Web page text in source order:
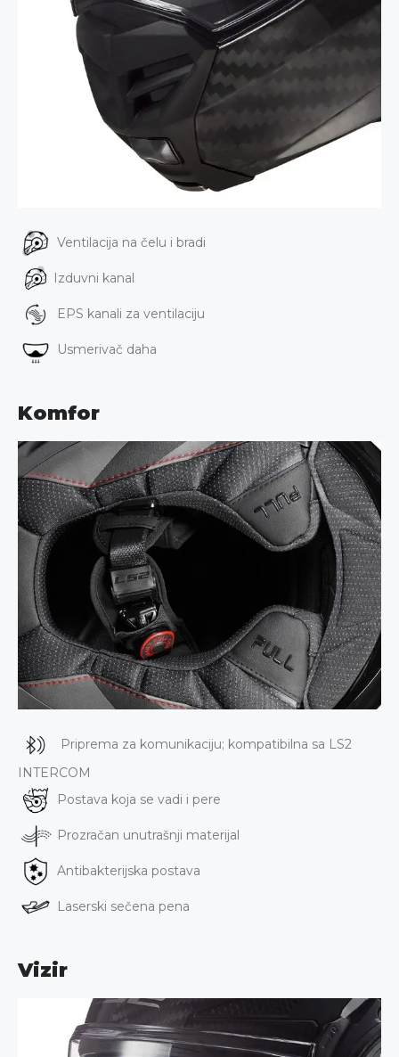
Ventilacija na čelu i bradi
Izduvni kanal
EPS kanali za ventilaciju
Usmerivač daha
Komfor
Priprema za komunikaciju; kompatibilna sa LS2
INTERCOM
Postava koja se vadi i pere
Prozračan unutrašnji materijal
Antibakterijska postava
Laserski sečena pena
Vizir